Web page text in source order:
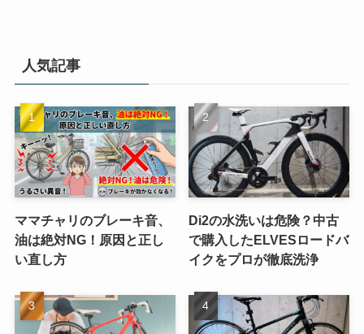
人気記事
ママチャリのブレーキ音、
油は絶対NG！原因と正し
い直し方
Di2の水洗いは危険？中古
で購入したELVESロードバ
イクをプロが徹底洗浄